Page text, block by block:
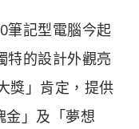
筆記型電腦今起
特的設計外觀亮
獎」肯定，提供
金」及「夢想